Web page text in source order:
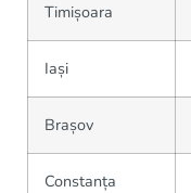
Timișoara
Iași
Brașov
Constanța